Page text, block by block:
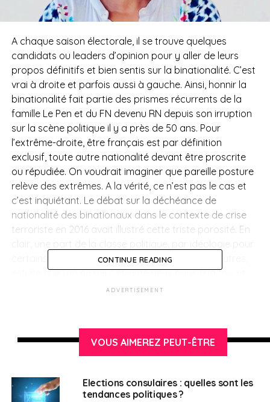
A chaque saison électorale, il se trouve quelques
candidats ou leaders d’opinion pour y aller de leurs
propos définitifs et bien sentis sur la binationalité. C’est
vrai à droite et parfois aussi à gauche. Ainsi, honnir la
binationalité fait partie des prismes récurrents de la
famille Le Pen et du FN devenu RN depuis son irruption
sur la scène politique il y a près de 50 ans. Pour
l’extrême-droite, être français est par définition
exclusif, toute autre nationalité devant être proscrite
ou répudiée. On voudrait imaginer que pareille posture
relève des extrêmes. A la vérité, ce n’est pas le cas et
c’est inquiétant. Le débat sur la déchéance de
nationalité des binationaux dans le contexte de crise
terroriste en 2016 avait illustré cette triste porosité. En
certains de ses acteurs, par ignorance pour d’autres,
estime que l’on ne peut être de deux pays à la fois et
que l’un d’entre eux peut, mais aussi doit, l’emporter en
moins français qu’un mono-national.
Rien n’est plus faux que cela. Je l’écris en connaissance
française et la nationalité sénégalaise. Et je suis une
CONTINUE READING
ADVERTISEMENT
VOUS AIMEREZ PEUT-ÊTRE
Elections consulaires : quelles sont les
tendances politiques ?